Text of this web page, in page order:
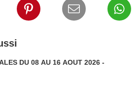
DU 08 AU 16 AOUT 2026 -